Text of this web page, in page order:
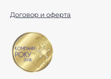
Договор и оферта